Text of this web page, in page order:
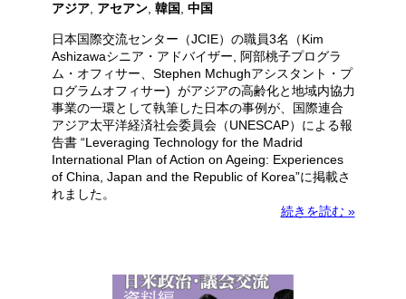
アジア, アセアン, 韓国 中国
日本国際交流センター（JCIE）の職員3名（Kim
Ashizawaシニア・アドバイザー, 阿部桃子プログラ
ム・オフィサー、Stephen Mchughアシスタント・プ
ログラムオフィサー) がアジアの高齢化と地域内協力
事業の一環として執筆した日本の事例が、国際連合
アジア太平洋経済社会委員会（UNESCAP）による報
告書 “Leveraging Technology for the Madrid
International Plan of Action on Ageing: Experiences
of China, Japan and the Republic of Korea”に掲載さ
れました。
続きを読む »